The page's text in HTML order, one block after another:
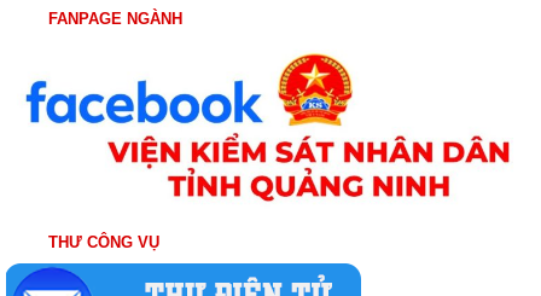
FANPAGE NGÀNH
THƯ CÔNG VỤ